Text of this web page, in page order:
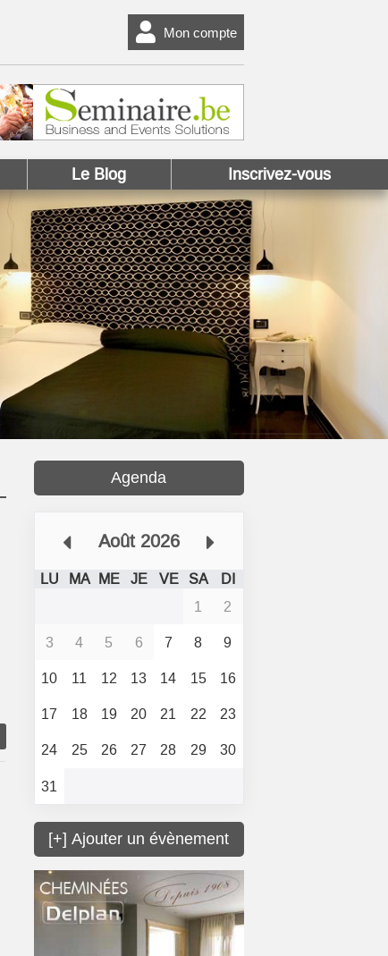
Mon compte
Le Blog Inscrivez-vous
Agenda
Août 2026
LU MA ME JE VE SA
DI
1
2
3
4 5 6 7 8
9
10
11 12 13 14 15
16
17
18 19 20 21 22
23
24
25 26 27 28 29
30
31
[+] Ajouter un évènement